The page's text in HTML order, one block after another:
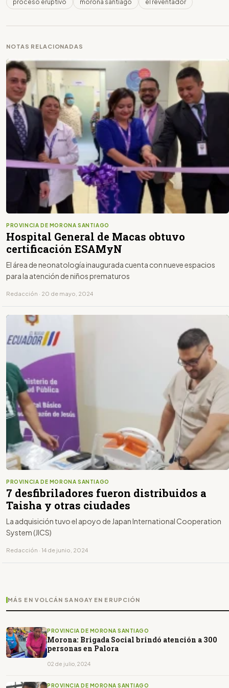
proceso eruptivo morona santiago el reventador
NOTAS RELACIONADAS
PROVINCIA DE MORONA SANTIAGO
Hospital General de Macas obtuvo
certificación ESAMyN
El área de neonatología inaugurada cuenta con nueve espacios
para la atención de niños prematuros
Redacción · 20 de mayo, 2024
PROVINCIA DE MORONA SANTIAGO
7 desfibriladores fueron distribuidos a
Taisha y otras ciudades
La adquisición tuvo el apoyo de Japan International Cooperation
System (JICS)
Redacción · 14 de junio, 2024
MÁS EN VOLCÁN SANGAY EN ERUPCIÓN
PROVINCIA DE MORONA SANTIAGO
Morona: Brigada Social brindó atención a 300
personas en Palora
02 de julio, 2024
PROVINCIA DE MORONA SANTIAGO